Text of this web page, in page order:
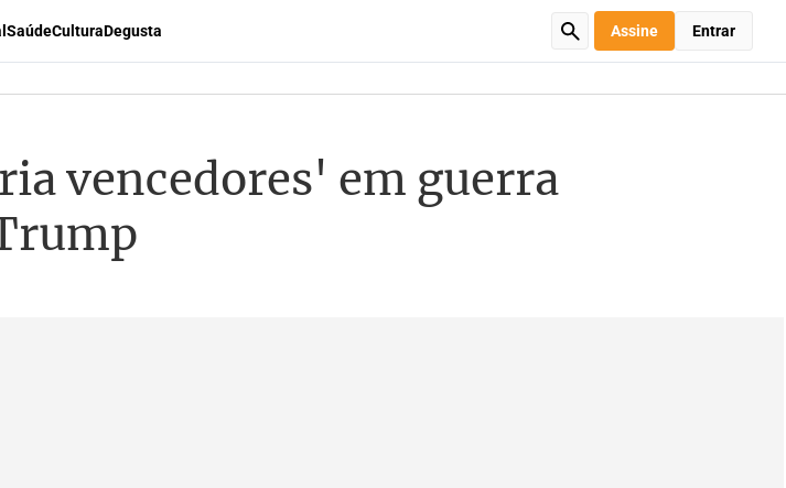
SaúdeCulturaDegusta Assine Entrar
vencedores' em guerra